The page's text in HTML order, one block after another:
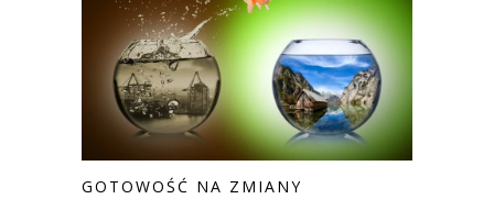
GOTOWOŚĆ NA ZMIANY